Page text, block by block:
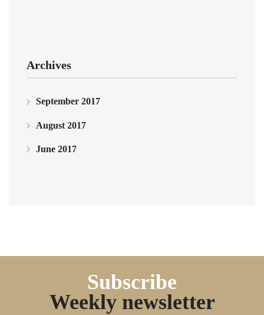
Archives
September 2017
August 2017
June 2017
Subscribe
Weekly newsletter